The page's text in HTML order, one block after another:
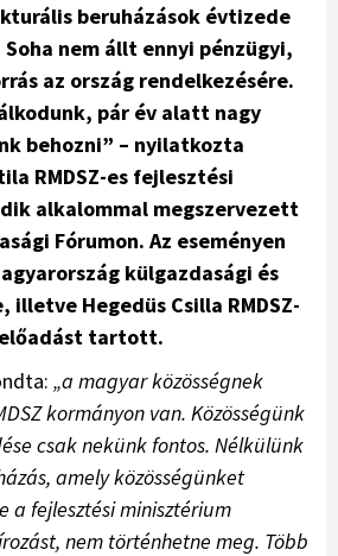
beruházások évtizede
Soha nem állt ennyi pénzügyi,
az ország rendelkezésére.
pár év alatt nagy
behozni” – nyilatkozta
RMDSZ-es fejlesztési
alkalommal megszervezett
Fórumon. Az eseményen
külgazdasági és
Hegedüs Csilla RMDSZ-
tartott.
„a magyar közösségnek
kormányon van. Közösségünk
csak nekünk fontos. Nélkülünk
amely közösségünket
a fejlesztési minisztérium
nem történhetne meg. Több